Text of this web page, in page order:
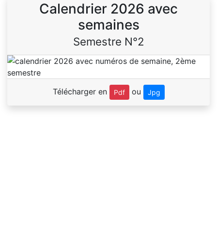
Calendrier 2026 avec
semaines
Semestre N°2
Télécharger en Pdf ou Jpg